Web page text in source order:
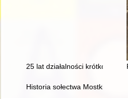
25 lat działalności
Historia sołectwa Mostki i jego